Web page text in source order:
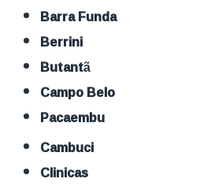
Barra Funda
Berrini
Butantã
Campo Belo
Pacaembu
Cambuci
Clinicas